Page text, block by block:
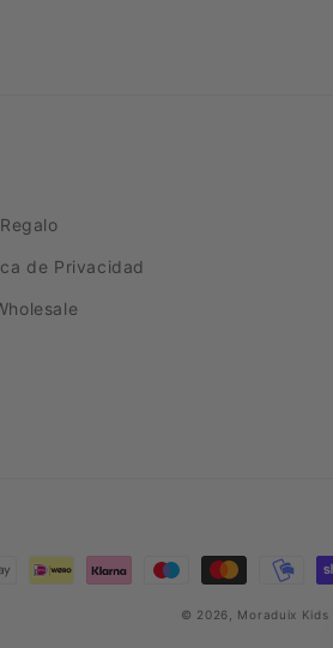
de Privacidad
© 2026, Moraduix Kids